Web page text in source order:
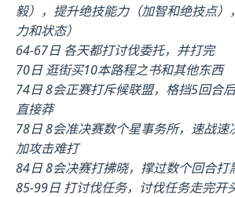
毅），提升绝技能力（加智和绝技点）
力和状态）
64-67日 各天都打讨伐委托，并打完
70日 逛街买10本路程之书和其他东西
74日 8会正赛打斥候联盟，格挡5回合
直接莽
78日 8会准决赛数个星事务所，速战速
加攻击难打
84日 8会决赛打拂晓，撑过数个回合打
85-99日 打讨伐任务，讨伐任务走完开